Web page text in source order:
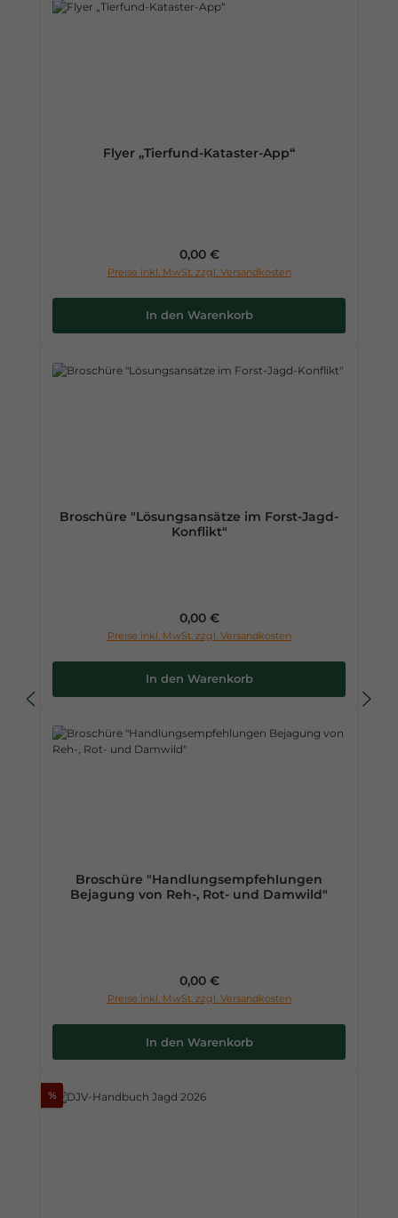
Flyer „Tierfund-Kataster-App“
Regulärer Preis:
0,00 €
Preise inkl. MwSt. zzgl. Versandkosten
In den Warenkorb
Broschüre "Lösungsansätze im Forst-Jagd-
Konflikt"
Regulärer Preis:
0,00 €
Preise inkl. MwSt. zzgl. Versandkosten
In den Warenkorb
Broschüre "Handlungsempfehlungen
Bejagung von Reh-, Rot- und Damwild"
Regulärer Preis:
0,00 €
Preise inkl. MwSt. zzgl. Versandkosten
In den Warenkorb
%